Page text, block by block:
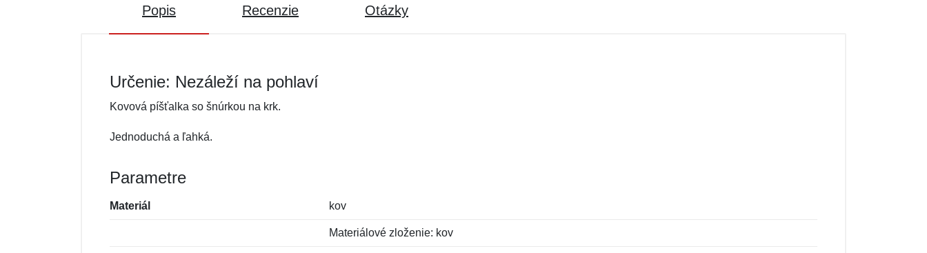
Popis Recenzie Otázky
Určenie: Nezáleží na pohlaví
Kovová píšťalka so šnúrkou na krk.
Jednoduchá a ľahká.
Parametre
Materiál kov
Materiálové zloženie: kov